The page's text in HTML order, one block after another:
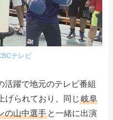
テレビ
活躍で地元のテレビ番組
げられており、同じ岐阜
の山中選手 と一緒に出演